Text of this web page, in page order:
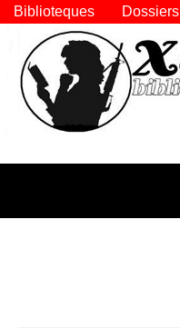
Biblioteques Dossiers